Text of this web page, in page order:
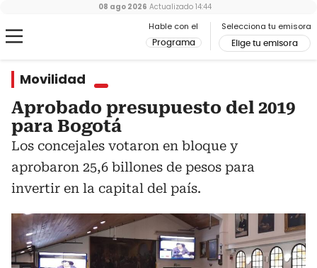
Hable con el
Programa
Selecciona tu emisora
Elige tu emisora
08 ago 2026 Actualizado 14:44
Movilidad
Aprobado presupuesto del 2019
para Bogotá
Los concejales votaron en bloque y
aprobaron 25,6 billones de pesos para
invertir en la capital del país.